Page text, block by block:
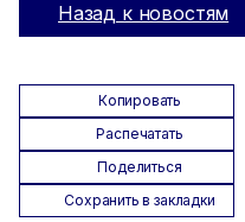
Назад к новостям
Копировать
Распечатать
Поделиться
Сохранить в закладки